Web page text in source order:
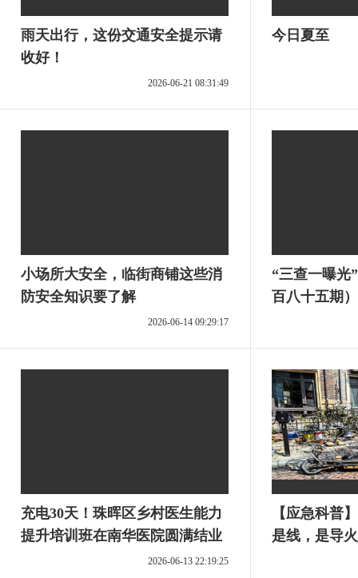
雨天出行，这份交通安全提示请
收好！
2026-06-21 08:31:49
今日夏至
小场所大安全，临街商铺这些消
防安全知识要了解
2026-06-14 09:29:17
“三查一曝光
百八十五期）
充电30天！珠晖区乡村医生能力
提升培训班在南华医院圆满结业
2026-06-13 22:19:25
【应急科普
是线，是导